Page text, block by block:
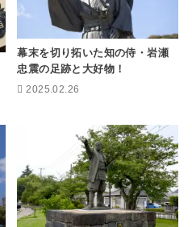
幕末を切り拓いた知の侍・岩瀬
忠震の足跡と大好物！
2025.02.26